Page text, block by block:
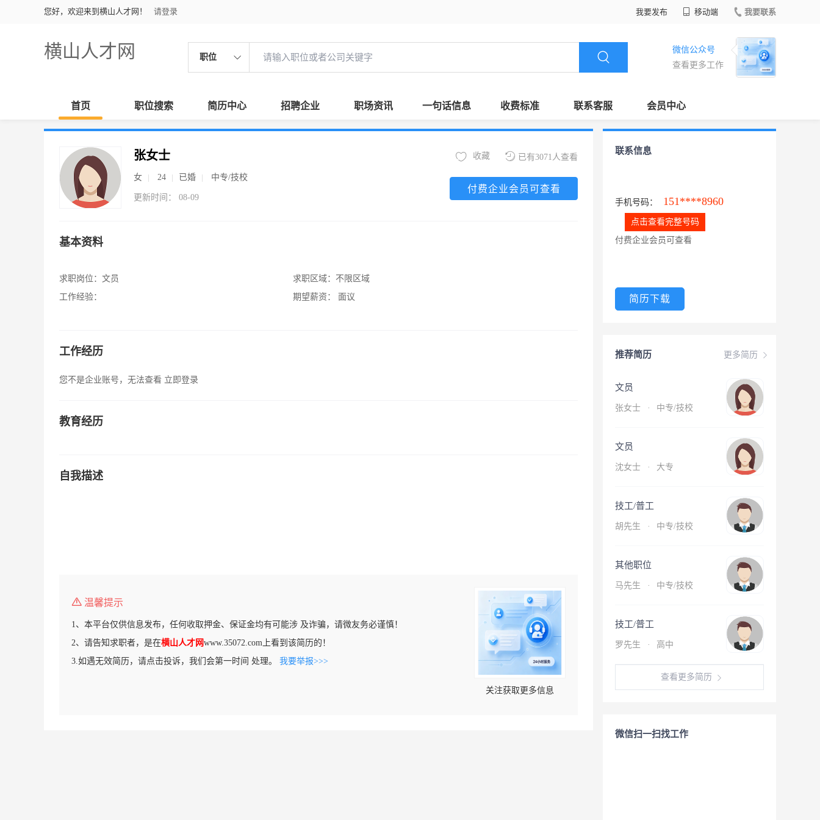
您好，欢迎来到横山人才网！ 请登录 我要发布 移动端 我要联系
横山人才网 职位
微信公众号
查看更多工作
首页 职位搜索 简历中心 招聘企业 职场资讯 一句话信息 收费标准 联系客服 会员中心
张女士
女 24 已婚 中专/技校
更新时间： 08-09
已有3071人查看
收藏
付费企业会员可查看
基本资料
求职岗位： 文员
工作经验：
求职区域： 不限区域
期望薪资：
面议
工作经历
您不是企业账号，无法查看 立即登录
教育经历
自我描述
温馨提示
1、本平台仅供信息发布，任何收取押金、保证金均有可能涉 及诈骗，请微友务必谨慎！
2、请告知求职者，是在横山人才网www.35072.com上看到该简历的！
3.如遇无效简历，请点击投诉，我们会第一时间 处理。 我要举报>>>
关注获取更多信息
联系信息
手机号码： 151****8960
点击查看完整号码
付费企业会员可查看
简历下载
更多简历
推荐简历
文员
张女士 · 中专/技校
文员
沈女士 · 大专
技工/普工
胡先生 · 中专/技校
其他职位
马先生 · 中专/技校
技工/普工
罗先生 · 高中
查看更多简历
微信扫一扫找工作